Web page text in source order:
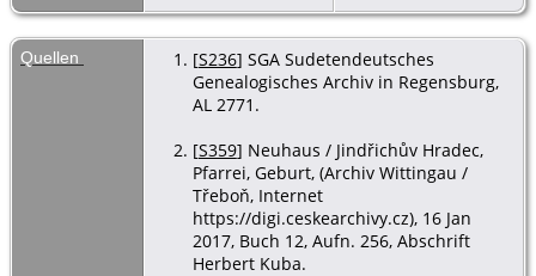
Quellen [S236] SGA Sudetendeutsches
Genealogisches Archiv in Regensburg,
AL 2771.
[S359] Neuhaus / Jindřichův Hradec,
Pfarrei, Geburt, (Archiv Wittingau /
Třeboň, Internet
https://digi.ceskearchivy.cz), 16 Jan
2017, Buch 12, Aufn. 256, Abschrift
Herbert Kuba.